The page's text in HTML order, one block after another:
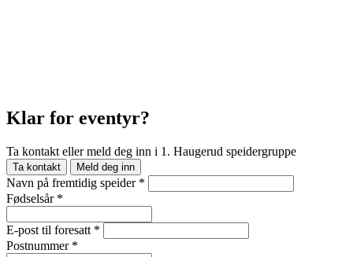
Klar for eventyr?
Ta kontakt eller meld deg inn i 1. Haugerud speidergruppe
Ta kontakt Meld deg inn
Navn på fremtidig speider *
Fødselsår *
E-post til foresatt *
Postnummer *